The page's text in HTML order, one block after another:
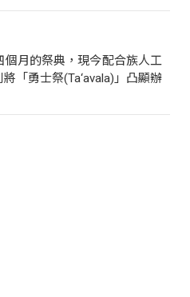
月的祭典，現今配合族人工
「勇士祭(Ta‘avala)」凸顯辦